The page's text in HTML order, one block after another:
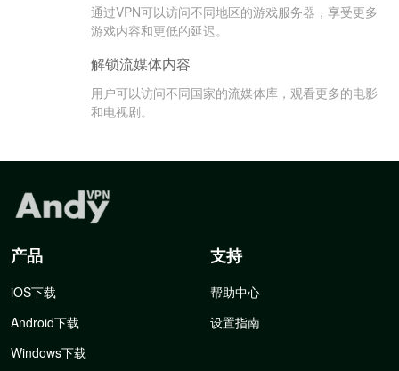
通过VPN可以访问不同地区的游戏服务器，享受更多
游戏内容和更低的延迟。
解锁流媒体内容
用户可以访问不同国家的流媒体库，观看更多的电影
和电视剧。
产品
iOS下载
Android下载
Windows下载
支持
帮助中心
设置指南